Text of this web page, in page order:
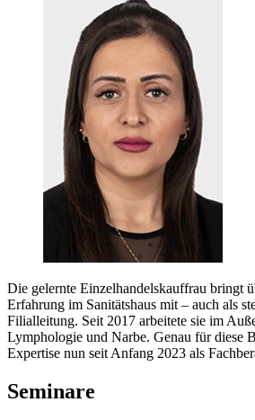
Die gelernte Einzelhandelskauffrau bringt
Erfahrung im Sanitätshaus mit – auch als
Filialleitung. Seit 2017 arbeitete sie im
Lymphologie und Narbe. Genau für diese
Expertise nun seit Anfang 2023 als
Seminare